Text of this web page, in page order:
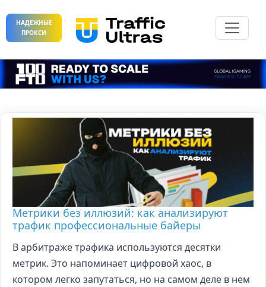
НАДЕЖНЫЕ
ПРОКСИ
Метрики без иллюзий: как анализируют
трафик профессиональные байеры
В арбитраже трафика используются десятки
метрик. Это напоминает цифровой хаос, в
котором легко запутаться, но на самом деле в нем